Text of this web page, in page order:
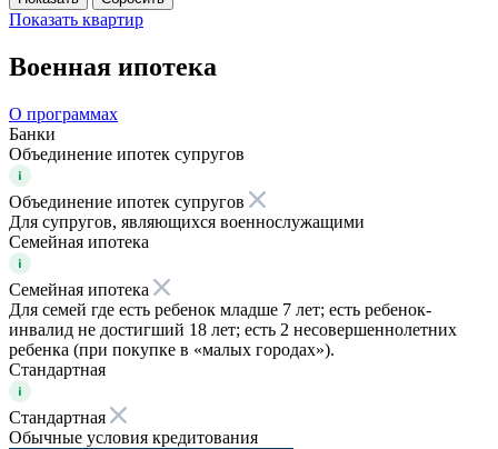
Показать квартир
Военная ипотека
О программах
Банки
Объединение ипотек супругов
Объединение ипотек супругов
Для супругов, являющихся военнослужащими
Семейная ипотека
Семейная ипотека
Для семей где есть ребенок младше 7 лет; есть ребенок-
инвалид не достигший 18 лет; есть 2 несовершеннолетних
ребенка (при покупке в «малых городах»).
Стандартная
Стандартная
Обычные условия кредитования